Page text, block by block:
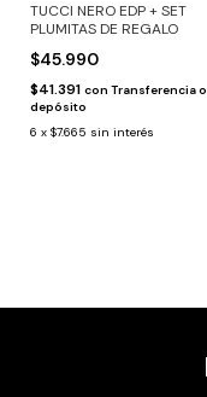
TUCCI NERO EDP + SET
PLUMITAS DE REGALO
$45.990
$41.391 con Transferencia o
depósito
6 x $7.665 sin interés